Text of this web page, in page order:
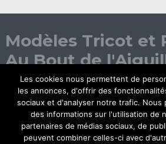
Modèles Tricot et
Au Bout de
Les cookies nous permettent de
les annonces, d'offrir des
sociaux et d'analyser notre trafic. Nous
des informations sur l'utilisation de
partenaires de médias sociaux, de
peuvent combiner celles-ci avec